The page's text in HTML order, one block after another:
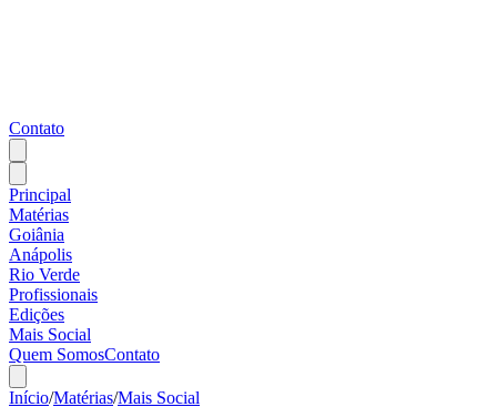
Contato
Principal
Matérias
Goiânia
Anápolis
Rio Verde
Profissionais
Edições
Mais Social
Quem SomosContato
Início/Matérias/Mais Social